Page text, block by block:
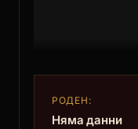
РОДЕН:
Няма данни